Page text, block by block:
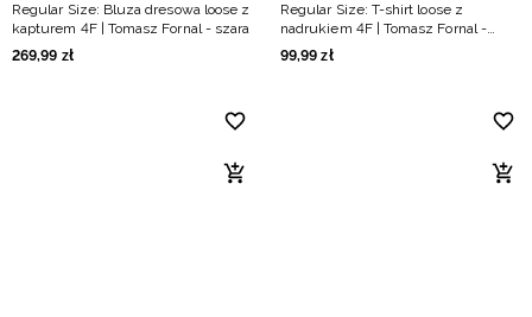
Regular Size: Bluza dresowa loose z
kapturem 4F | Tomasz Fornal - szara
269,99 zł
Regular Size: T-shirt loose z
nadrukiem 4F | Tomasz Fornal -
czarny
99,99 zł